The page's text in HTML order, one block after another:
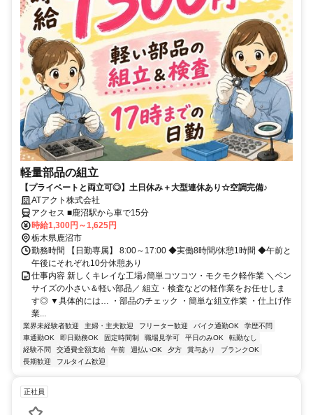
軽量部品の組立
【プライベートと両立可◎】土日休み＋大型連休あり☆空調完備♪
ATアクト株式会社
アクセス ■鹿沼駅から車で15分
時給1,300円～1,625円
栃木県鹿沼市
勤務時間 【日勤専属】 8:00～17:00 ◆実働8時間/休憩1時間 ◆午前と
午後にそれぞれ10分休憩あり
仕事内容 新しくキレイな工場♪簡単コツコツ・モクモク軽作業 ＼ペン
サイズの小さい＆軽い部品／ 組立・検査などの軽作業をお任せしま
す◎ ▼具体的には… ・部品のチェック ・簡単な組立作業 ・仕上げ作
業...
業界未経験者歓迎 主婦・主夫歓迎 フリーター歓迎 バイク通勤OK
学歴不問
車通勤OK
即日勤務OK 固定時間制 職場見学可 平日のみOK
転勤なし
経験不問
交通費全額支給 午前 週払いOK 夕方 賞与あり
ブランクOK
長期歓迎
フルタイム歓迎
正社員